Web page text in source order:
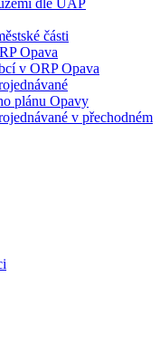
dle ÚAP
části
Opava
v ORP Opava
plánu Opavy
v přechodném